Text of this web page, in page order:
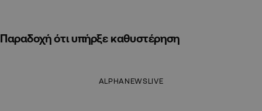
Παραδοχή ότι υπήρξε καθυστέρηση
ALPHANEWSLIVE